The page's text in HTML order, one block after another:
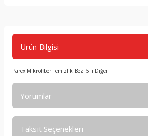
Ürün Bilgisi
Parex Mikrofiber Temizlik Bezi 5'li Diğer
Yorumlar
Taksit Seçenekleri